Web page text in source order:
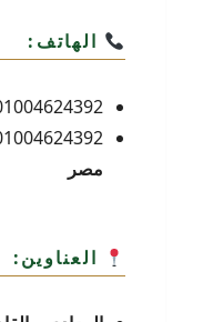
الهاتف:
–
–
مصر
العناوين: